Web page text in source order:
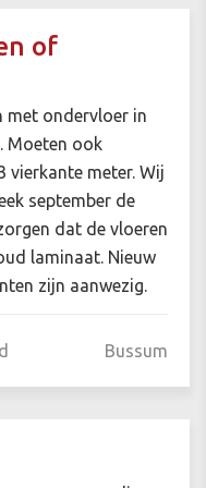
of
met ondervloer in
Moeten ook
vierkante meter. Wij
september de
dat de vloeren
laminaat. Nieuw
zijn aanwezig.
Bussum